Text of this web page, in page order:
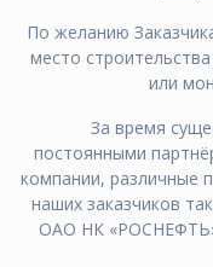
По желанию
место
или
За время
постоянными
компании, различные
наших заказчиков
ОАО НК